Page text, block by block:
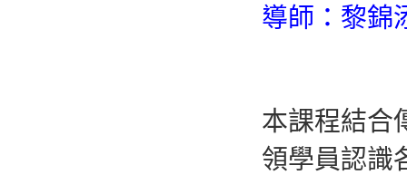
導師：黎錦
本課程結合
領學員認識